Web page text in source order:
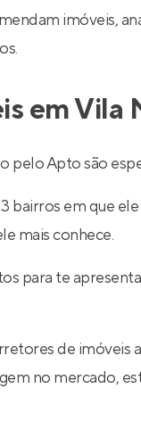
imóveis,
em Vila
Apto são
em que
mais conhece.
para te
de
no mercado,